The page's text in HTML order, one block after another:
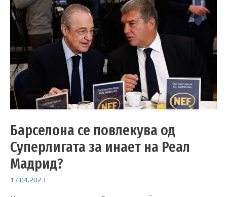
Барселона се повлекува од
Суперлигата за инает на Реал
Мадрид?
17.04.2023